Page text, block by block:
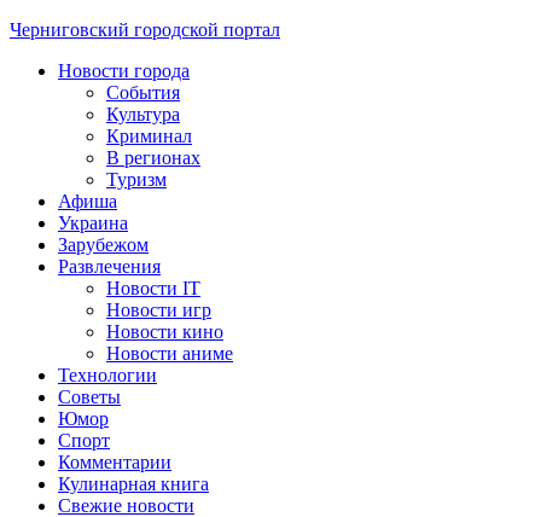
Черниговский городской портал
Новости города
События
Культура
Криминал
В регионах
Туризм
Афиша
Украина
Зарубежом
Развлечения
Новости IT
Новости игр
Новости кино
Новости аниме
Технологии
Советы
Юмор
Спорт
Комментарии
Кулинарная книга
Свежие новости